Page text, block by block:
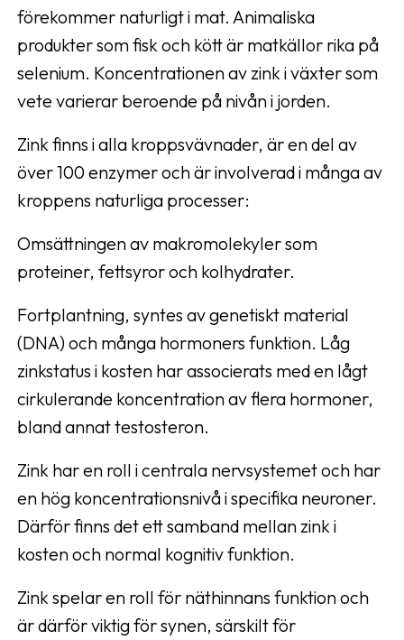
förekommer naturligt i mat. Animaliska
produkter som fisk och kött är matkällor rika på
selenium. Koncentrationen av zink i växter som
vete varierar beroende på nivån i jorden.
Zink finns i alla kroppsvävnader, är en del av
över 100 enzymer och är involverad i många av
kroppens naturliga processer:
Omsättningen av makromolekyler som
proteiner, fettsyror och kolhydrater.
Fortplantning, syntes av genetiskt material
(DNA) och många hormoners funktion. Låg
zinkstatus i kosten har associerats med en lågt
cirkulerande koncentration av flera hormoner,
bland annat testosteron.
Zink har en roll i centrala nervsystemet och har
en hög koncentrationsnivå i specifika neuroner.
Därför finns det ett samband mellan zink i
kosten och normal kognitiv funktion.
Zink spelar en roll för näthinnans funktion och
är därför viktig för synen, särskilt för